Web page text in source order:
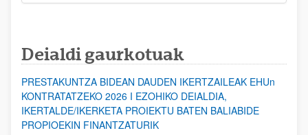
Deialdi gaurkotuak
PRESTAKUNTZA BIDEAN DAUDEN IKERTZAILEAK EHUn
KONTRATATZEKO 2026 I EZOHIKO DEIALDIA,
IKERTALDE/IKERKETA PROIEKTU BATEN BALIABIDE
PROPIOEKIN FINANTZATURIK